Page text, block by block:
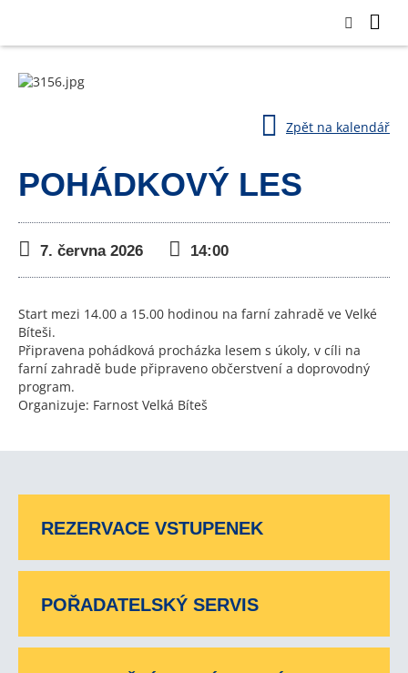
Zpět na kalendář
POHÁDKOVÝ LES
7. června 2026 14:00
Start mezi 14.00 a 15.00 hodinou na farní zahradě ve Velké
Bíteši.
Připravena pohádková procházka lesem s úkoly, v cíli na
farní zahradě bude připraveno občerstvení a doprovodný
program.
Organizuje: Farnost Velká Bíteš
REZERVACE VSTUPENEK
POŘADATELSKÝ SERVIS